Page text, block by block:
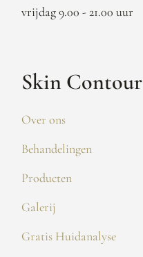
vrijdag 9.00 - 21.00 uur
Skin Contour
Over ons
Behandelingen
Producten
Galerij
Gratis Huidanalyse